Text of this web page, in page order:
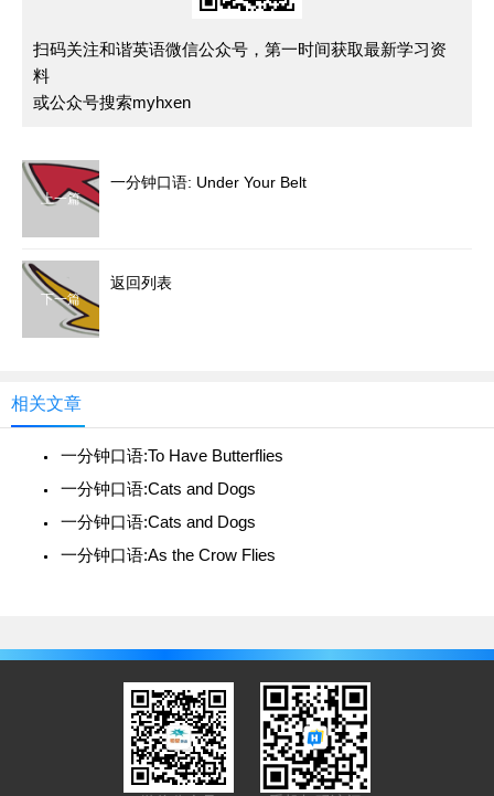
扫码关注和谐英语微信公众号，第一时间获取最新学习资
料
或公众号搜索myhxen
上一篇
一分钟口语: Under Your Belt
下一篇
返回列表
相关文章
一分钟口语:To Have Butterflies
一分钟口语:Cats and Dogs
一分钟口语:Cats and Dogs
一分钟口语:As the Crow Flies